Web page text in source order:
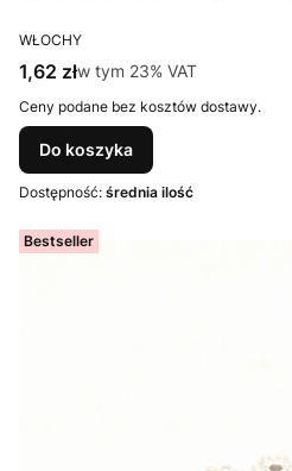
PRODUCENT
WŁOCHY
Cena brutto
1,62 złw tym %s VAT
w tym 23% VAT
Ceny podane bez kosztów dostawy.
Do koszyka
Dostępność: średnia ilość
Bestseller